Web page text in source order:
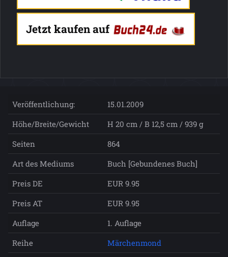
Jetzt kaufen auf
Veröffentlichung:
15.01.2009
Höhe/Breite/Gewicht
H 20 cm / B 12,5 cm / 939 g
Seiten
864
Art des Mediums
Buch [Gebundenes Buch]
Preis DE
EUR 9.95
Preis AT
EUR 9.95
Auflage
1. Auflage
Reihe
Märchenmond